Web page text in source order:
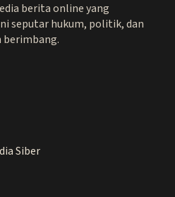
berita online yang
seputar hukum, politik, dan
berimbang.
Siber